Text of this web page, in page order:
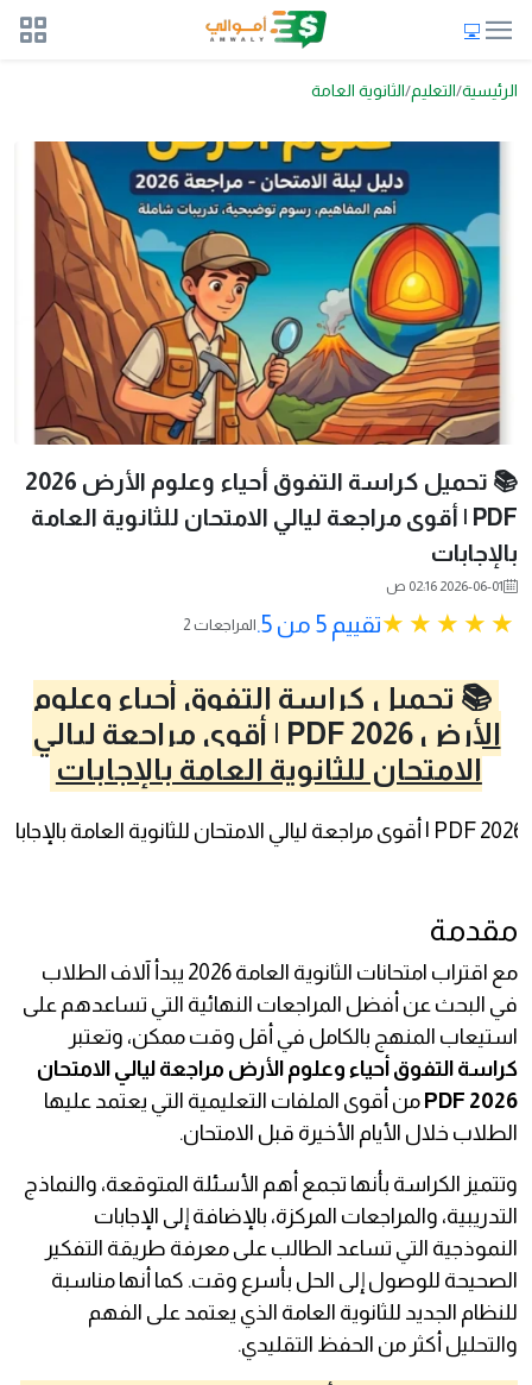
الرئيسية التعليم الثانوية العامة
📚 تحميل كراسة التفوق أحياء وعلوم الأرض 2026
PDF | أقوى مراجعة ليالي الامتحان للثانوية العامة
بالإجابات
2026-06-01 02:16 ص
تقييم 5 من 5. 2 المراجعات
📚 تحميل كراسة التفوق أحياء وعلوم
الأرض 2026 PDF | أقوى مراجعة ليالي
الامتحان للثانوية العامة بالإجابات
مقدمة
مع اقتراب امتحانات الثانوية العامة 2026 يبدأ آلاف الطلاب
في البحث عن أفضل المراجعات النهائية التي تساعدهم على
استيعاب المنهج بالكامل في أقل وقت ممكن، وتعتبر
كراسة التفوق أحياء وعلوم الأرض مراجعة ليالي الامتحان
2026 PDF
من أقوى الملفات التعليمية التي يعتمد عليها
الطلاب خلال الأيام الأخيرة قبل الامتحان.
وتتميز الكراسة بأنها تجمع أهم الأسئلة المتوقعة، والنماذج
التدريبية، والمراجعات المركزة، بالإضافة إلى الإجابات
النموذجية التي تساعد الطالب على معرفة طريقة التفكير
الصحيحة للوصول إلى الحل بأسرع وقت. كما أنها مناسبة
للنظام الجديد للثانوية العامة الذي يعتمد على الفهم
والتحليل أكثر من الحفظ التقليدي.